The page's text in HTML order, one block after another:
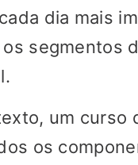
dia mais
segmentos
um curso
os